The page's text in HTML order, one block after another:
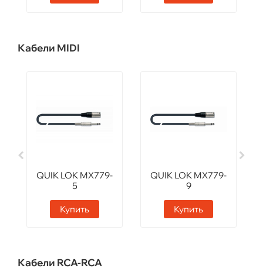
Кабели MIDI
QUIK LOK MX779-
5
Купить
QUIK LOK MX779-
9
Купить
Кабели RCA-RCA